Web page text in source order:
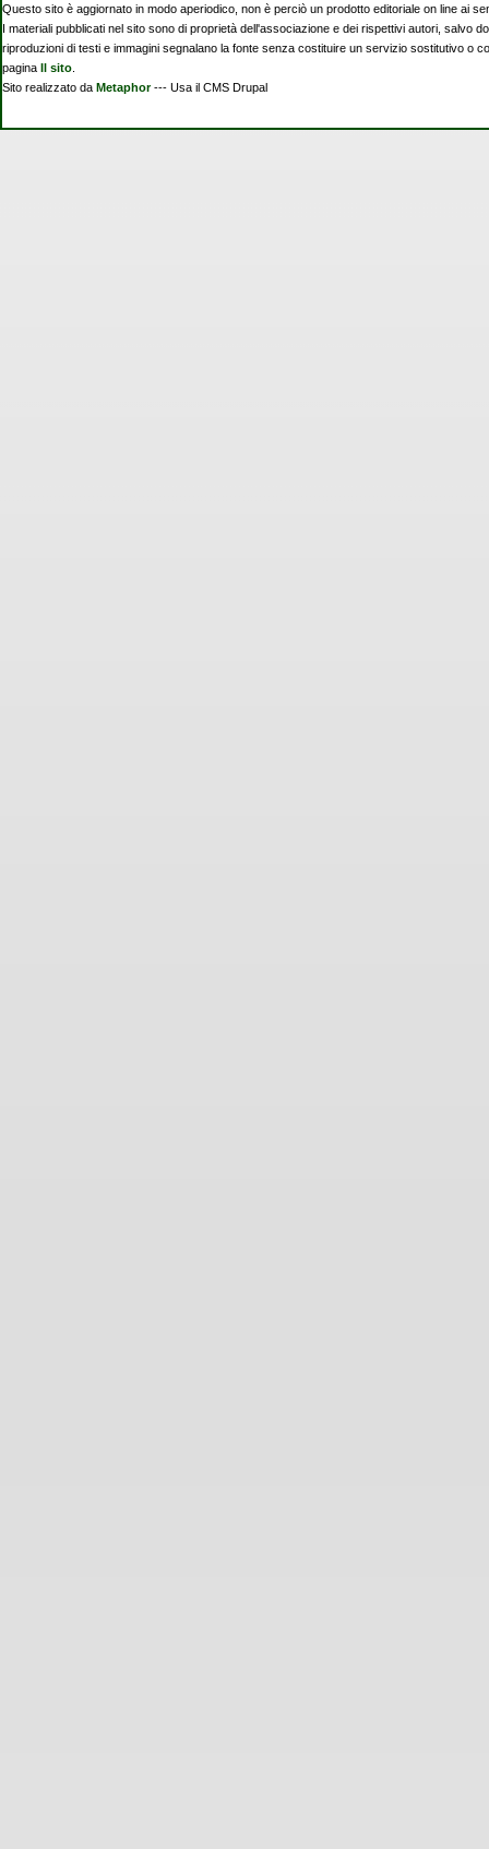
Questo sito è aggiornato in modo aperiodico, non è perciò un prodotto editoriale on line ai
I materiali pubblicati nel sito sono di proprietà dell'associazione e dei rispettivi autori, salvo
riproduzioni di testi e immagini segnalano la fonte senza costituire un servizio sostitutivo o
pagina Il sito
Sito realizzato da Metaphor--- Usa il CMS Drupal